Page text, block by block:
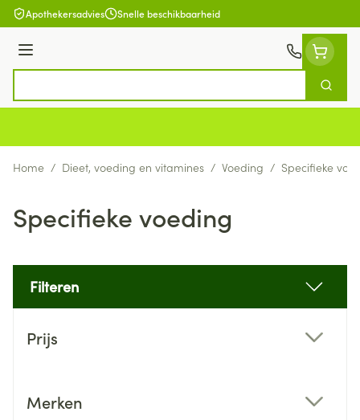
Ga naar de inhoud
Apothekersadvies Snelle beschikbaarheid
Menu
Zoek
Home / Dieet, voeding en vitamines / Voeding / Specifieke
Specifieke voeding
Filteren
Prijs
Merken